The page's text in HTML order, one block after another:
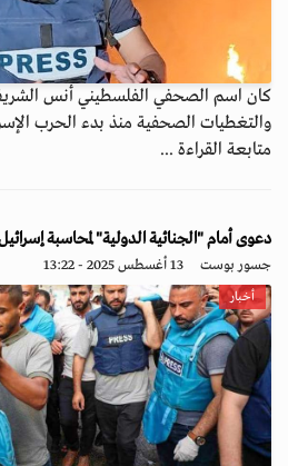
كان اسم الصحفي الفلسطيني أنس الشريف
والتغطيات الصحفية منذ بدء الحرب
متابعة القراءة ...
دعوى أمام "الجنائية الدولية" لمحاسبة
جسور بوست 13 أغسطس 2025 - 13:22
أخبار